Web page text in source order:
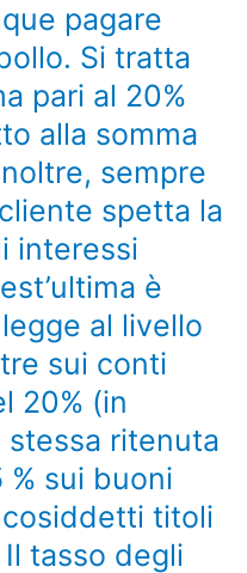
pagare
Si tratta
pari al 20%
alla somma
sempre
spetta la
interessi
è
al livello
sui conti
20% (in
ritenuta
% sui buoni
titoli
tasso degli